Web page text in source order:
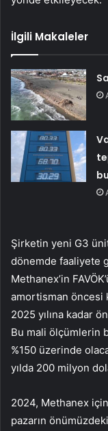
İlgili Makaleler
Şirketin yeni G3
dönemde faaliyete
Methanex’in
amortisman öncesi
2025 yılına kadar
Bu mali ölçümlerin
%150 üzerinde
yılda 200 milyon
2024, Methanex
pazarın